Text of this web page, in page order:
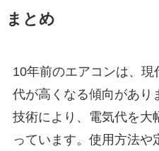
まとめ
10年前のエアコンは、
代が高くなる傾向があり
技術により、電気代を大
っています。使用方法や